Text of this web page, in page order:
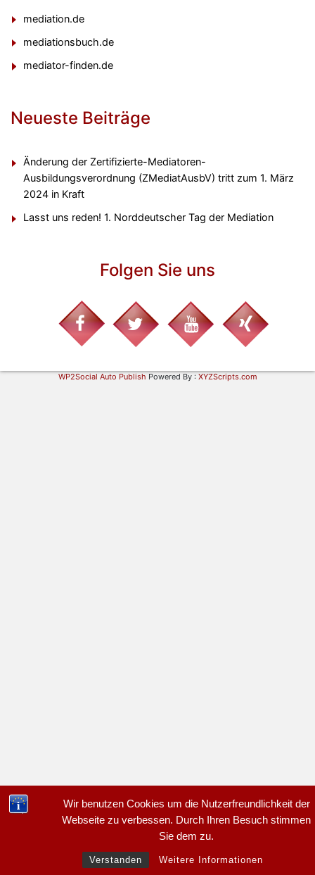
Wir benutzen Cookies um die Nutzerfreundlichkeit der
Webseite zu verbessen. Durch Ihren Besuch stimmen
Sie dem zu.
Verstanden Weitere Informationen
mediation.de
mediationsbuch.de
mediator-finden.de
Neueste Beiträge
Änderung der Zertifizierte-Mediatoren-
Ausbildungsverordnung (ZMediatAusbV) tritt zum 1. März
2024 in Kraft
Lasst uns reden! 1. Norddeutscher Tag der Mediation
Folgen Sie uns
WP2Social Auto Publish Powered By : XYZScripts.com